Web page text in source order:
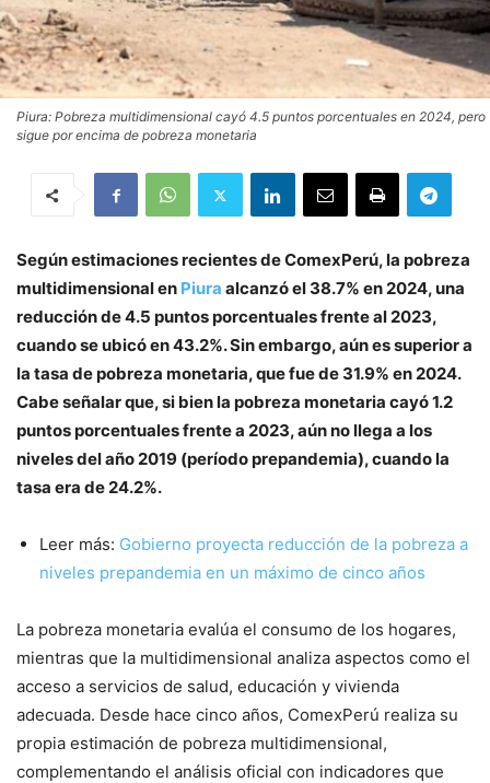
Piura: Pobreza multidimensional cayó 4.5 puntos porcentuales en 2024, pero
sigue por encima de pobreza monetaria
Según estimaciones recientes de ComexPerú, la pobreza
multidimensional en Piura alcanzó el 38.7% en 2024, una
reducción de 4.5 puntos porcentuales frente al 2023,
cuando se ubicó en 43.2%. Sin embargo, aún es superior a
la tasa de pobreza monetaria, que fue de 31.9% en 2024.
Cabe señalar que, si bien la pobreza monetaria cayó 1.2
puntos porcentuales frente a 2023, aún no llega a los
niveles del año 2019 (período prepandemia), cuando la
tasa era de 24.2%.
Leer más: Gobierno proyecta reducción de la pobreza a
niveles prepandemia en un máximo de cinco años
La pobreza monetaria evalúa el consumo de los hogares,
mientras que la multidimensional analiza aspectos como el
acceso a servicios de salud, educación y vivienda
adecuada. Desde hace cinco años, ComexPerú realiza su
propia estimación de pobreza multidimensional,
complementando el análisis oficial con indicadores que